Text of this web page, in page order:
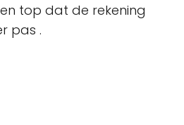
top dat de rekening
pas .